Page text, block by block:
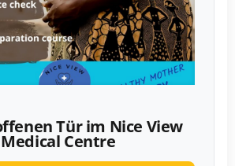
Tür im Nice View
Medical Centre